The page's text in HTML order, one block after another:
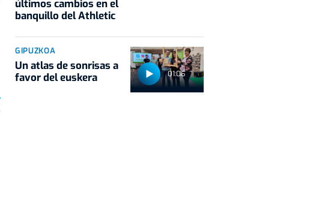
últimos cambios en el
banquillo del Athletic
01:06
GIPUZKOA
Un atlas de sonrisas a
favor del euskera